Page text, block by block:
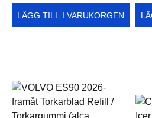
LÄGG TILL I VARUKORGEN